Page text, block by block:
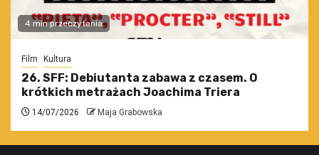
4 min przeczytania
Film Kultura
26. SFF: Debiutanta zabawa z czasem. O
krótkich metrażach Joachima Triera
14/07/2026 Maja Grabowska